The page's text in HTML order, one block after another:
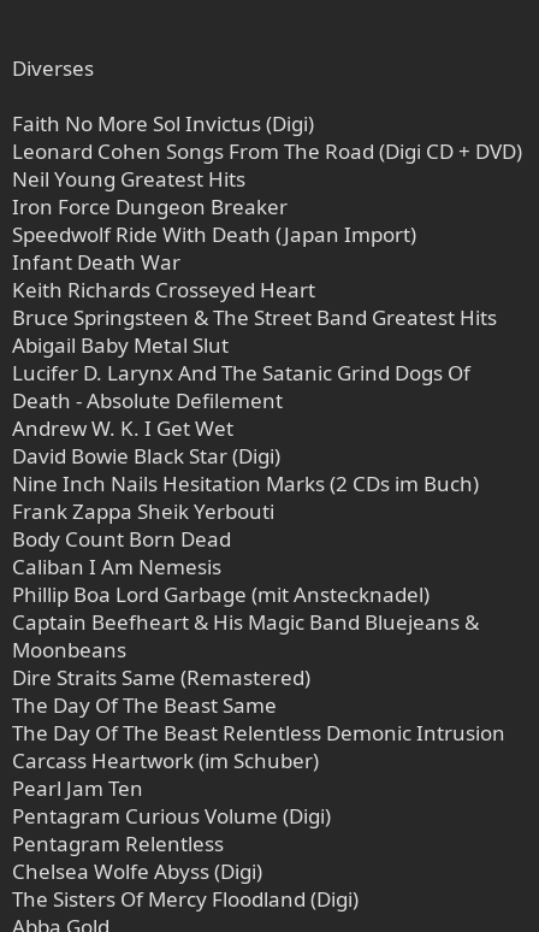
Diverses
Faith No More Sol Invictus (Digi)
Leonard Cohen Songs From The Road (Digi CD + DVD)
Neil Young Greatest Hits
Iron Force Dungeon Breaker
Speedwolf Ride With Death (Japan Import)
Infant Death War
Keith Richards Crosseyed Heart
Bruce Springsteen & The Street Band Greatest Hits
Abigail Baby Metal Slut
Lucifer D. Larynx And The Satanic Grind Dogs Of
Death - Absolute Defilement
Andrew W. K. I Get Wet
David Bowie Black Star (Digi)
Nine Inch Nails Hesitation Marks (2 CDs im Buch)
Frank Zappa Sheik Yerbouti
Body Count Born Dead
Caliban I Am Nemesis
Phillip Boa Lord Garbage (mit Anstecknadel)
Captain Beefheart & His Magic Band Bluejeans &
Moonbeans
Dire Straits Same (Remastered)
The Day Of The Beast Same
The Day Of The Beast Relentless Demonic Intrusion
Carcass Heartwork (im Schuber)
Pearl Jam Ten
Pentagram Curious Volume (Digi)
Pentagram Relentless
Chelsea Wolfe Abyss (Digi)
The Sisters Of Mercy Floodland (Digi)
Abba Gold